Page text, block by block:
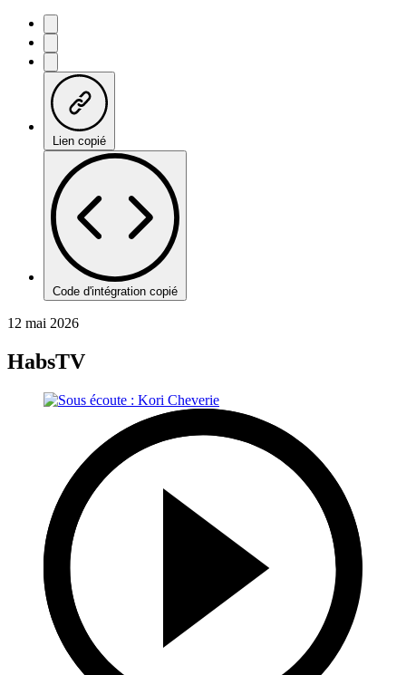
Lien copié
Code d'intégration copié
12 mai 2026
HabsTV